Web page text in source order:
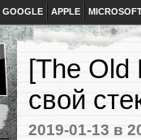
GOOGLE APPLE
[The Old
свой
2019-01-13 в